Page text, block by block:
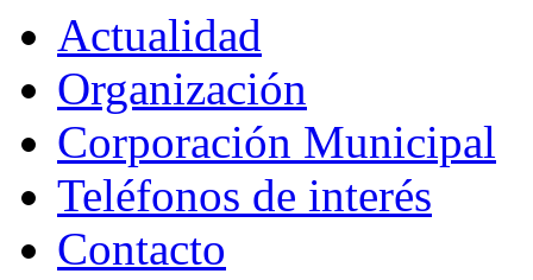
Actualidad
Organización
Corporación Municipal
Teléfonos de interés
Contacto